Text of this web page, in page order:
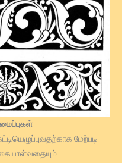
மேற்படி